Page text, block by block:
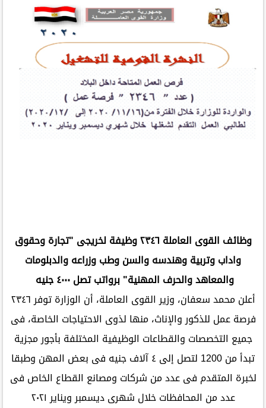
وظائف القوى العاملة ٢٣٤٦ وظيفة لخريجى "تجارة وحقوق
واداب وتربية وهندسه والسن وطب وزراعه والدبلومات
والمعاهد والحرف المهنية" برواتب تصل ٤٠٠٠ جنيه
أعلن محمد سعفان، وزير القوى العاملة، أن الوزارة توفر ٢٣٤٦
فرصة عمل للذكور والإناث، منها لذوى الاحتياجات الخاصة، فى
جميع التخصصات والقطاعات الوظيفية المختلفة بأجور مجزية
تبدأ من 1200 لتصل إلى ٤ آلاف جنيه فى بعض المهن وطبقا
لخبرة المتقدم فى عدد من شركات ومصانع القطاع الخاص فى
عدد من المحافظات خلال شهرى ديسمبر ويناير ٢٠٢١